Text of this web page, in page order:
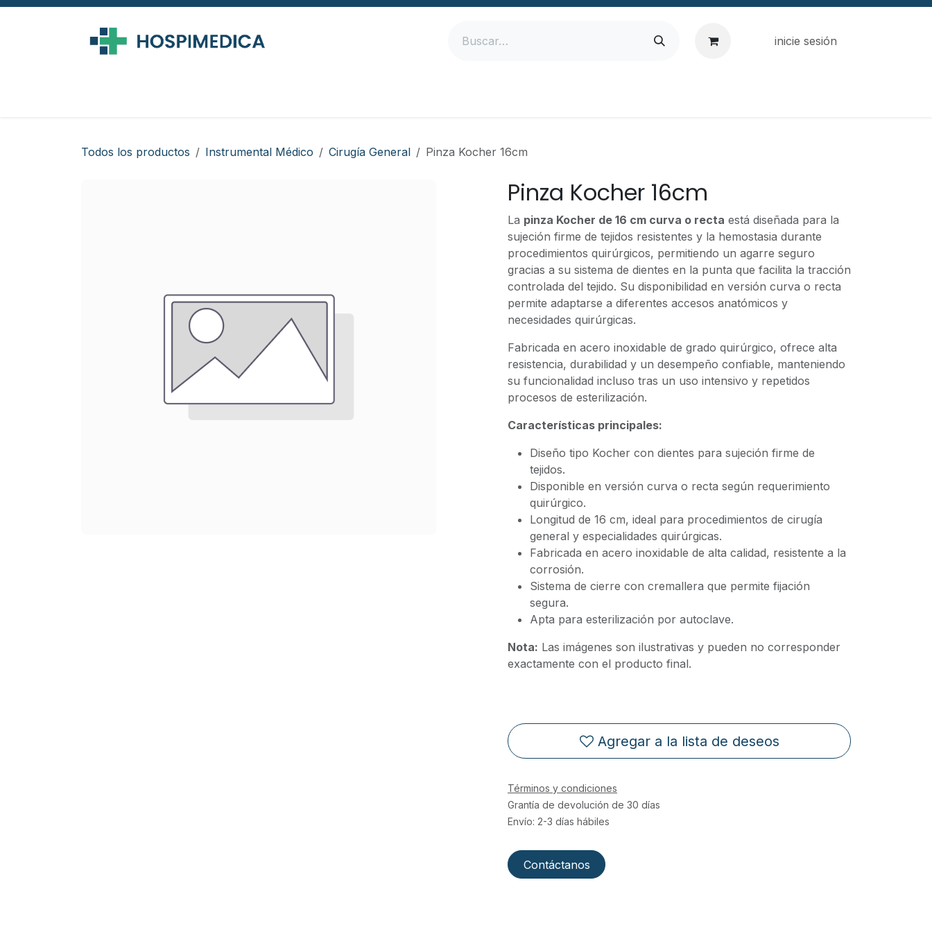
Ir al contenido
inicie sesión
Todos los productos Instrumental Médico Cirugía General Pinza Kocher 16cm
Pinza Kocher 16cm
La pinza Kocher de 16 cm curva o recta está diseñada para la
sujeción firme de tejidos resistentes y la hemostasia durante
procedimientos quirúrgicos, permitiendo un agarre seguro
gracias a su sistema de dientes en la punta que facilita la tracción
controlada del tejido. Su disponibilidad en versión curva o recta
permite adaptarse a diferentes accesos anatómicos y
necesidades quirúrgicas.
Fabricada en acero inoxidable de grado quirúrgico, ofrece alta
resistencia, durabilidad y un desempeño confiable, manteniendo
su funcionalidad incluso tras un uso intensivo y repetidos
procesos de esterilización.
Características principales:
Diseño tipo Kocher con dientes para sujeción firme de
tejidos.
Disponible en versión curva o recta según requerimiento
quirúrgico.
Longitud de 16 cm, ideal para procedimientos de cirugía
general y especialidades quirúrgicas.
Fabricada en acero inoxidable de alta calidad, resistente a la
corrosión.
Sistema de cierre con cremallera que permite fijación
segura.
Apta para esterilización por autoclave.
Nota: Las imágenes son ilustrativas y pueden no corresponder
exactamente con el producto final.
Agregar a la lista de deseos
Términos y condiciones
Grantía de devolución de 30 días
Envío: 2-3 días hábiles
Contáctanos